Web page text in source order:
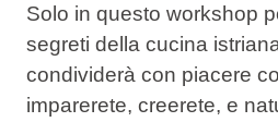
Solo in questo workshop
segreti della cucina
condividerà con piacere
imparerete, creerete, e